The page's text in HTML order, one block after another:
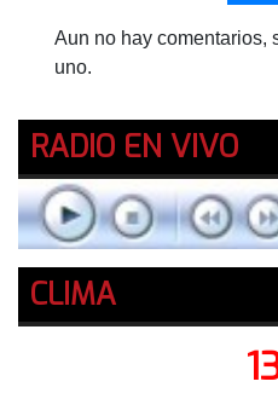
Aun no hay comentarios,
uno.
RADIO EN VIVO
CLIMA